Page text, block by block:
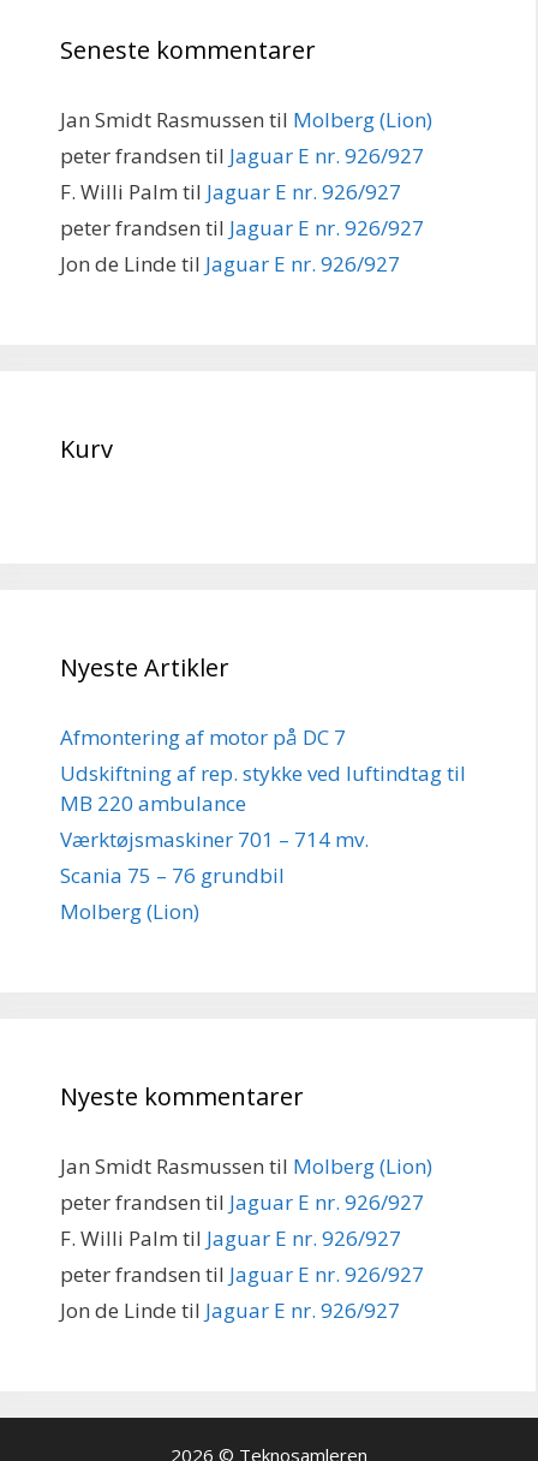
Seneste kommentarer
Jan Smidt Rasmussen til Molberg (Lion)
peter frandsen til Jaguar E nr. 926/927
F. Willi Palm til Jaguar E nr. 926/927
peter frandsen til Jaguar E nr. 926/927
Jon de Linde til Jaguar E nr. 926/927
Kurv
Nyeste Artikler
Afmontering af motor på DC 7
Udskiftning af rep. stykke ved luftindtag til
MB 220 ambulance
Værktøjsmaskiner 701 – 714 mv.
Scania 75 – 76 grundbil
Molberg (Lion)
Nyeste kommentarer
Jan Smidt Rasmussen til Molberg (Lion)
peter frandsen til Jaguar E nr. 926/927
F. Willi Palm til Jaguar E nr. 926/927
peter frandsen til Jaguar E nr. 926/927
Jon de Linde til Jaguar E nr. 926/927
2026 © Teknosamleren